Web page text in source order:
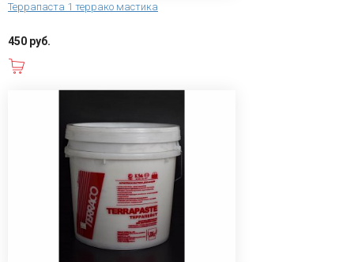
Террапаста 1 террако мастика
450 руб.